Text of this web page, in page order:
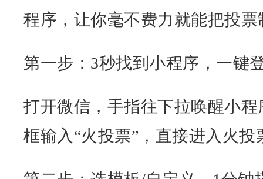
程序，让你毫不费力就能把投
第一步：3秒找到小程序，一键
打开微信，手指往下拉唤醒小
框输入“火投票”，直接进入火投